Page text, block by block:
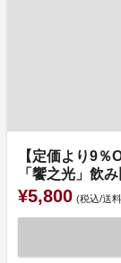
【定価より9
「饗之光」飲
¥5,800 (税込/送